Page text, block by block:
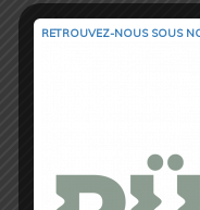
RETROUVEZ-NOUS SOUS